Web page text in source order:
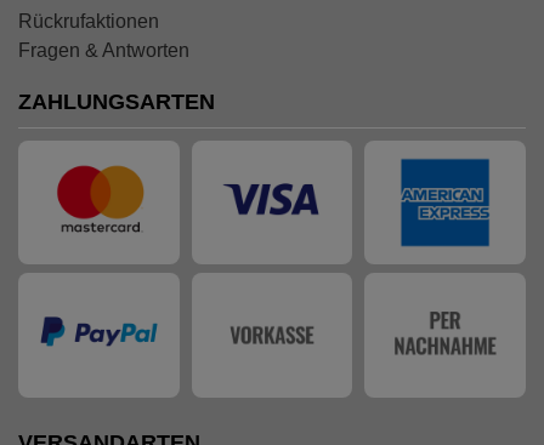
Rückrufaktionen
Fragen & Antworten
ZAHLUNGSARTEN